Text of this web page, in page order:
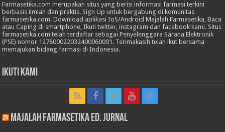
Farmasetika.com merupakan situs yang berisi informasi farmasi terkini
berbasis ilmiah dan praktis. Sign Up untuk bergabung di komunitas
farmasetika.com. Download aplikasi IoS/Android Majalah Farmasetika, Baca
atau Caping di smartphone, Ikuti twitter, instagram dan facebook kami. Situs
farmasetika.com telah terdaftar sebagai Penyelenggara Sarana Elektronik
(PSE) nomor 127800022032400060001. Terimakasih telah ikut bersama
memajukan bidang farmasi di Indonesia.
Ikuti Kami
Majalah Farmasetika Ed. Jurnal